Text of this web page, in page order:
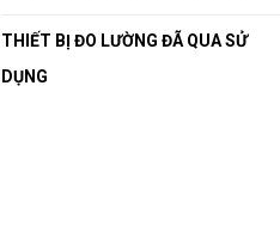
THIẾT BỊ ĐO LƯỜNG ĐÃ QUA SỬ
DỤNG